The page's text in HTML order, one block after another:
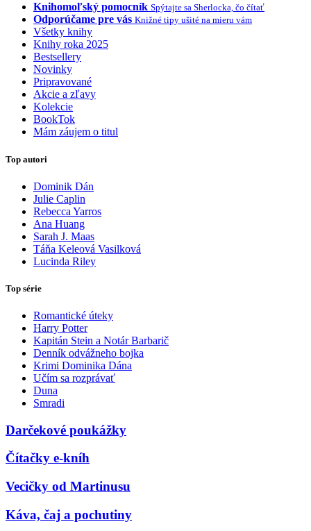
Knihomoľský pomocník Spýtajte sa Sherlocka, čo čítať
Odporúčame pre vás Knižné tipy ušité na mieru vám
Všetky knihy
Knihy roka 2025
Bestsellery
Novinky
Pripravované
Akcie a zľavy
Kolekcie
BookTok
Mám záujem o titul
Top autori
Dominik Dán
Julie Caplin
Rebecca Yarros
Ana Huang
Sarah J. Maas
Táňa Keleová Vasilková
Lucinda Riley
Top série
Romantické úteky
Harry Potter
Kapitán Stein a Notár Barbarič
Denník odvážneho bojka
Krimi Dominika Dána
Učím sa rozprávať
Duna
Smradi
Darčekové poukážky
Čítačky e-kníh
Vecičky od Martinusu
Káva, čaj a pochutiny